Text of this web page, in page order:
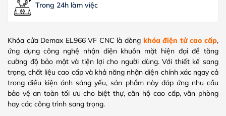
Trong 24h làm việc
Khóa cửa Demax EL966 VF CNC là dòng khóa điện tử cao cấp,
ứng dụng công nghệ nhận diện khuôn mặt hiện đại để tăng
cường độ bảo mật và tiện lợi cho người dùng. Với thiết kế sang
trọng, chất liệu cao cấp và khả năng nhận diện chính xác ngay cả
trong điều kiện ánh sáng yếu, sản phẩm này đáp ứng nhu cầu
bảo vệ an toàn tối ưu cho biệt thự, căn hộ cao cấp, văn phòng
hay các công trình sang trọng.